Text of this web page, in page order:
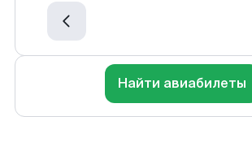
Найти авиабилеты